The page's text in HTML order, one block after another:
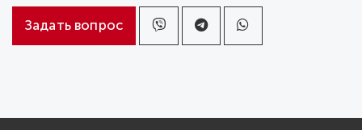
Задать вопрос